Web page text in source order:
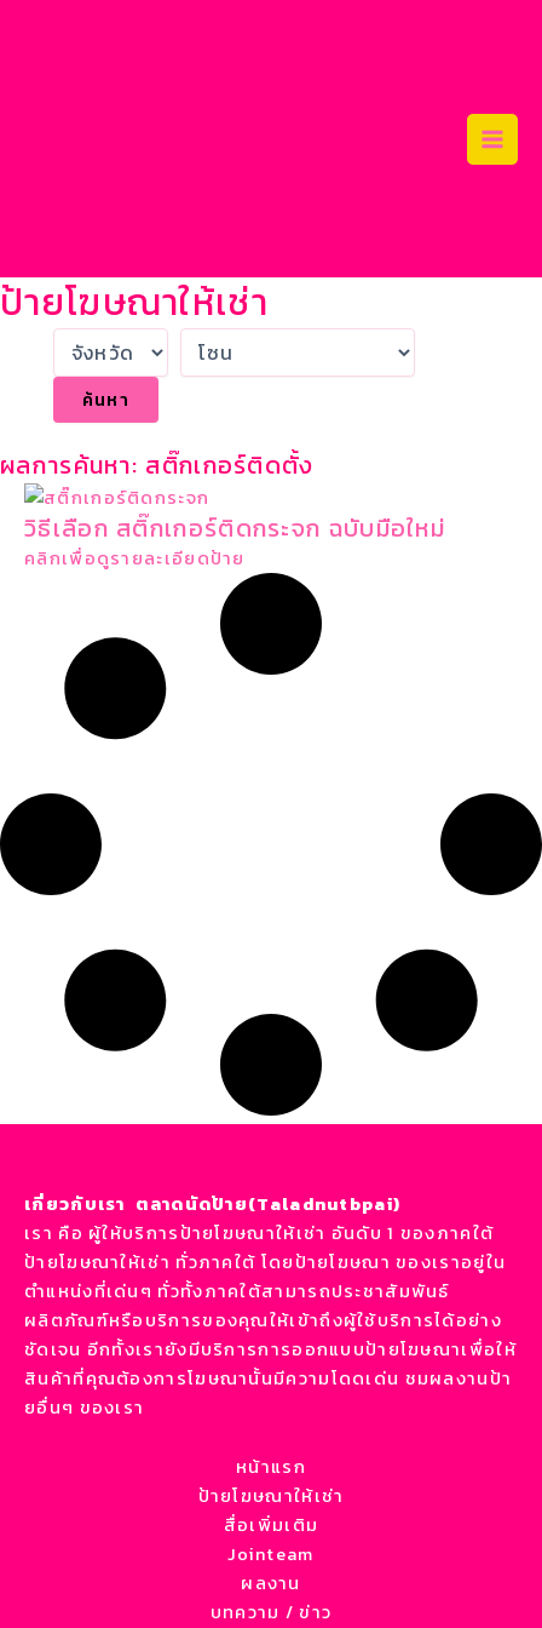
ป้ายโฆษณาให้เช่า
ผลการค้นหา: สติ๊กเกอร์ติดตั้ง
วิธีเลือก สติ๊กเกอร์ติดกระจก ฉบับมือใหม่
คลิกเพื่อดูรายละเอียดป้าย
เกี่ยวกับเรา ตลาดนัดป้าย(Taladnutbpai)
เรา คือ ผู้ให้บริการป้ายโฆษณาให้เช่า อันดับ 1 ของภาคใต้
ป้ายโฆษณาให้เช่า ทั่วภาคใต้ โดยป้ายโฆษณา ของเราอยู่ใน
ตำแหน่งที่เด่นๆ ทั่วทั้งภาคใต้สามารถประชาสัมพันธ์
ผลิตภัณฑ์หรือบริการของคุณให้เข้าถึงผู้ใช้บริการได้อย่าง
ชัดเจน อีกทั้งเรายังมีบริการการออกแบบป้ายโฆษณาเพื่อให้
สินค้าที่คุณต้องการโฆษณานั้นมีความโดดเด่น ชมผลงานป้า
ยอื่นๆ ของเรา
หน้าแรก
ป้ายโฆษณาให้เช่า
สื่อเพิ่มเติม
Jointeam
ผลงาน
บทความ / ข่าว